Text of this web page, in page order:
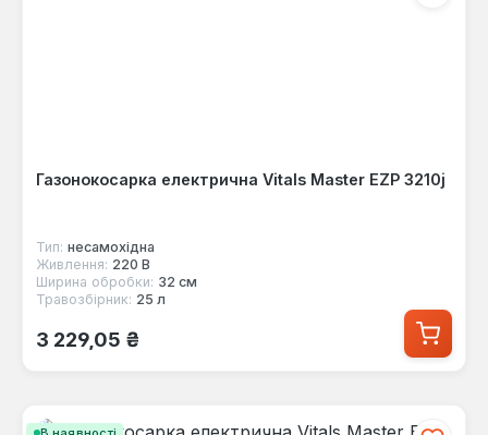
Газонокосарка електрична Vitals Master EZP 3210j
Тип: несамохідна
Живлення: 220 В
Ширина обробки: 32 см
Травозбірник: 25 л
Звичайна ціна:
3 229,05 ₴